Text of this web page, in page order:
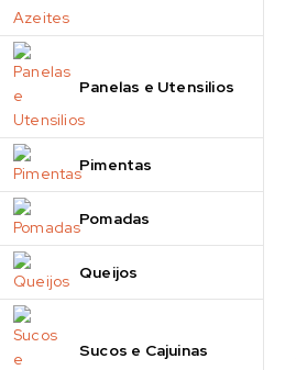
Panelas e Utensilios
Pimentas
Pomadas
Queijos
Sucos e Cajuinas